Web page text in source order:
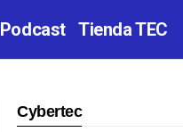
Podcast Tienda TEC
Cybertec